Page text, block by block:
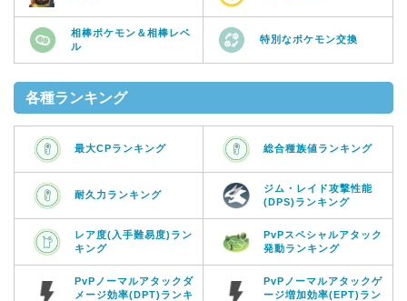
相棒ポケモン＆相棒レベ
ル
特別なポケモン交換
各種ランキング
最大CPランキング 総合種族値ランキング
耐久力ランキング
ジム・レイド攻撃性能
(DPS)ランキング
レア度(入手難易度)ラン
キング
PvPスペシャルアタック
発動ランキング
PvPノーマルアタックダ
メージ効率(DPT)ランキ
PvPノーマルアタックゲ
ージ増加効率(EPT)ラン